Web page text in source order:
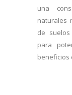
una
naturales
de
para
beneficios